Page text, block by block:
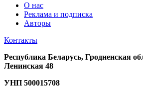
О нас
Реклама и подписка
Авторы
Контакты
Республика Беларусь, Гродненская
Ленинская 48
УНП 500015708